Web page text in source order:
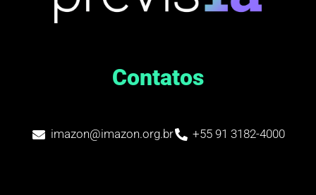
Contatos
imazon@imazon.org.br +55 91 3182-4000